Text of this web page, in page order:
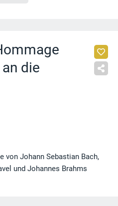
die
von Johann Sebastian Bach,
und Johannes Brahms